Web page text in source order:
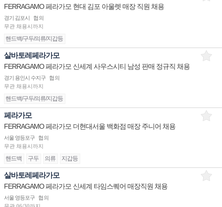
FERRAGAMO 페라가모 현대 김포 아울렛 매장 직원 채용
경기 김포시
협의
무관 채용시까지
핸드백/구두/의류/지갑등
살바토레페라가모
FERRAGAMO 페라가모 신세계 사우스시티 남성 판매 정규직 채용
경기 용인시 수지구
협의
무관 채용시까지
핸드백/구두/의류/지갑등
페라가모
FERRAGAMO 페라가모 더현대서울 백화점 매장 주니어 채용
서울 영등포구
협의
무관 채용시까지
핸드백 구두 의류 지갑등
살바토레페라가모
FERRAGAMO 페라가모 신세계 타임스퀘어 매장직원 채용
서울 영등포구
협의